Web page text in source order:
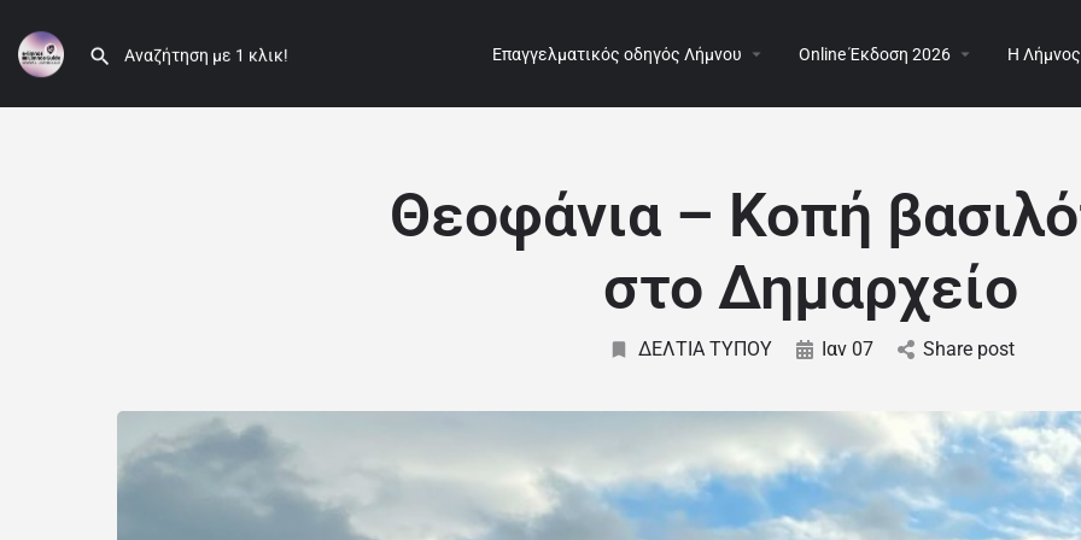
Επαγγελματικός οδηγός Λήμνου Online Έκδοση 2026 Η Λήμνος
Θεοφάνια – Κοπή
στο Δημαρχείο
ΔΕΛΤΙΑ ΤΥΠΟΥ Ιαν 07 Share post